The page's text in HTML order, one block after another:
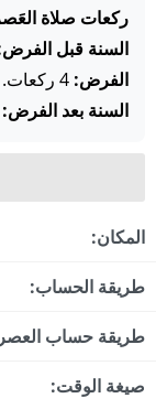
ركعات صلاة
السنة قبل
الفرض:
السنة بعد الفرض:
المكان:
طريقة الحساب:
طريقة حساب
صيغة الوقت: